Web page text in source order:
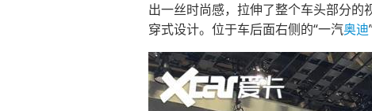
出一丝时尚感，拉伸了整个车头部分
穿式设计。位于车后面右侧的“一汽奥迪